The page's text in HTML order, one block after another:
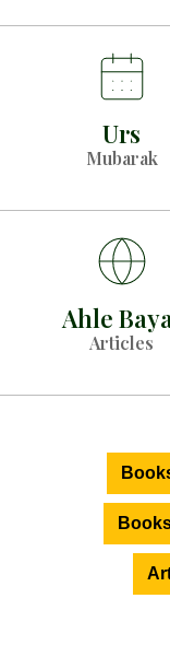
Urs
Mubarak
Ahle
Articles